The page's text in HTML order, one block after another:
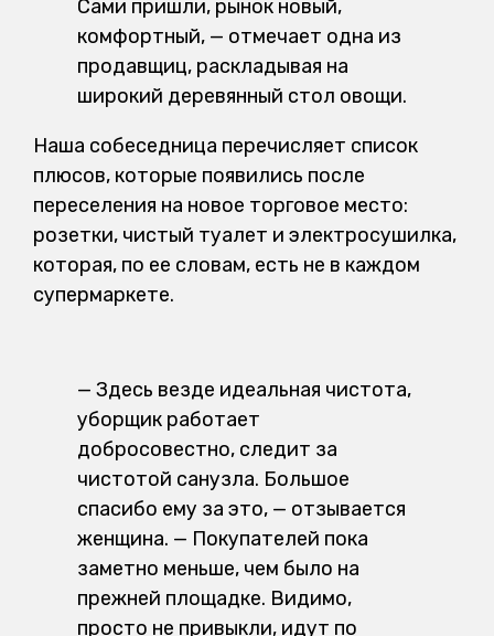
Сами пришли, рынок новый,
комфортный, — отмечает одна из
продавщиц, раскладывая на
широкий деревянный стол овощи.
Наша собеседница перечисляет список
плюсов, которые появились после
переселения на новое торговое место:
розетки, чистый туалет и электросушилка,
которая, по ее словам, есть не в каждом
супермаркете.
— Здесь везде идеальная чистота,
уборщик работает
добросовестно, следит за
чистотой санузла. Большое
спасибо ему за это, — отзывается
женщина. — Покупателей пока
заметно меньше, чем было на
прежней площадке. Видимо,
просто не привыкли, идут по